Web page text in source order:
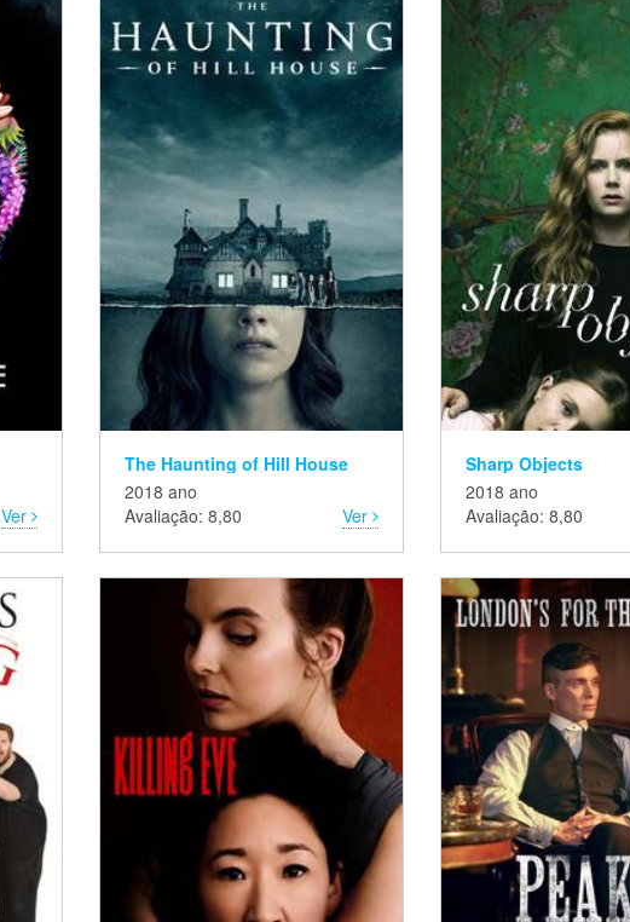
Ver
The Haunting of Hill House
2018 ano
Avaliação: 8,80
Ver
Sharp Objects
2018 ano
Avaliação: 8,80